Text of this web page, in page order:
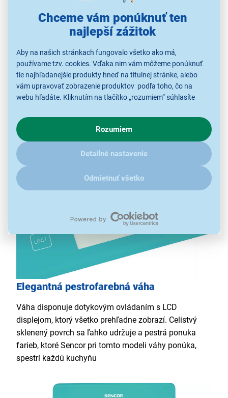
Chceme vám ponúknuť ten
najlepší zážitok
Aby na našich stránkach fungovalo všetko ako má,
používame tzv. cookies. Vďaka nim vám môžeme ponúknuť
tie najhľadanejšie produkty hneď na titulnej stránke, alebo
vám upravovať zobrazenie produktov podľa toho, čo na
webu hľadáte. Kliknutím na tlačítko „rozumiem“ súhlasíte
o chovaní na webe pre zobrazovaní cielených reklám.
V prípade že vás zaujímajú detaily, ako u nás s cookies a
ďalšími údaji pracujeme, kliknitesem.
Rozumiem
Detailné nastavenie
Odmietnuť všetko
Minimalistický vzhľad a mnoho funkcií
Kompaktné rozmery kuchynskej váhy od Sencor
ide o minimalistický vzhľad, alebo bezproblémovú
skladnosť. Nespornou výhodou pre premiestňovanie je
aj nízka hmotnosť.
Elegantná pestrofarebná váha
Váha disponuje dotykovým ovládaním s LCD
displejom, ktorý všetko prehľadne zobrazí. Celistvý
sklenený povrch sa ľahko udržuje a pestrá ponuka
farieb, ktoré Sencor pri tomto modeli váhy ponúka,
spestrí každú kuchyňu